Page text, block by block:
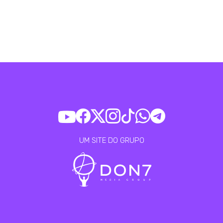
UM SITE DO GRUPO